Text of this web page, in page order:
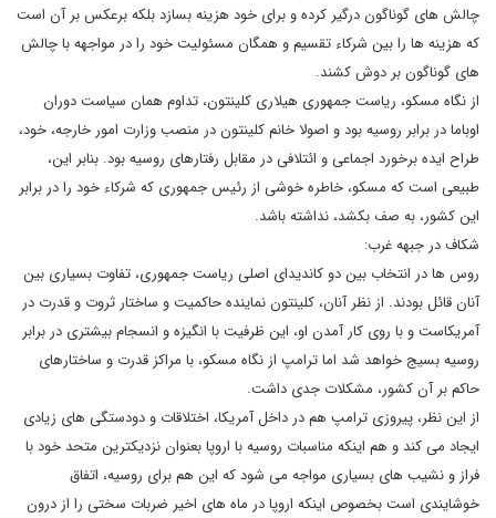
چالش های گوناگون درگیر کرده و برای خود هزینه بسازد بلکه برعکس بر آن است
که هزینه ها را بین شرکاء تقسیم و همگان مسئولیت خود را در مواجهه با چالش
های گوناگون بر دوش کشند.
از نگاه مسکو، ریاست جمهوری هیلاری کلینتون، تداوم همان سیاست دوران
اوباما در برابر روسیه بود و اصولا خانم کلینتون در منصب وزارت امور خارجه، خود،
طراح ایده برخورد اجماعی و ائتلافی در مقابل رفتارهای روسیه بود. بنابر این،
طبیعی است که مسکو، خاطره خوشی از رئیس جمهوری که شرکاء خود را در برابر
این کشور، به صف بکشد، نداشته باشد.
شکاف در جبهه غرب:
روس ها در انتخاب بین دو کاندیدای اصلی ریاست جمهوری، تفاوت بسیاری بین
آنان قائل بودند. از نظر آنان، کلینتون نماینده حاکمیت و ساختار ثروت و قدرت در
آمریکاست و با روی کار آمدن او، این ظرفیت با انگیزه و انسجام بیشتری در برابر
روسیه بسیج خواهد شد اما ترامپ از نگاه مسکو، با مراکز قدرت و ساختارهای
حاکم بر آن کشور، مشکلات جدی داشت.
از این نظر، پیروزی ترامپ هم در داخل آمریکا، اختلاقات و دودستگی های زیادی
ایجاد می کند و هم اینکه مناسبات روسیه با اروپا بعنوان نزدیکترین متحد خود با
فراز و نشیب های بسیاری مواجه می شود که این هم برای روسیه، اتفاق
خوشایندی است بخصوص اینکه اروپا در ماه های اخیر ضربات سختی را از درون